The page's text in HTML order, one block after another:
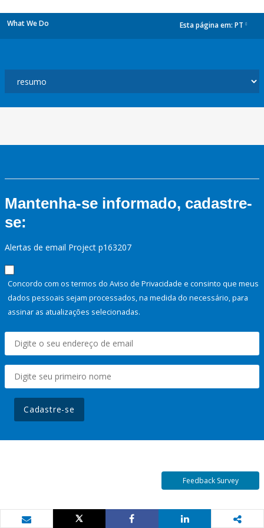
What We Do Esta página em: PT
Mantenha-se informado, cadastre-
se:
Alertas de email Project p163207
Concordo com os termos do Aviso de Privacidade e consinto que meus
dados pessoais sejam processados, na medida do necessário, para
assinar as atualizações selecionadas.
Cadastre-se
Feedback Survey